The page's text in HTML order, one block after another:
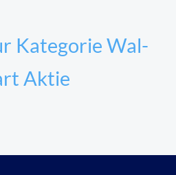
Kategorie Wal-
Aktie